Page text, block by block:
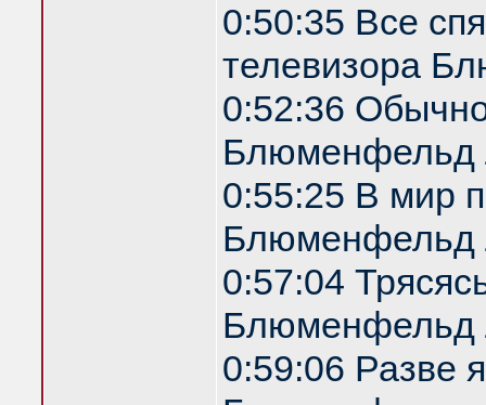
0:50:35 Все
телевизора
0:52:36
Блюменфельд
0:55:25 В мир
Блюменфельд
0:57:04
Блюменфельд
0:59:06 Разве